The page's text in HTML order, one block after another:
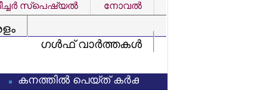
സ്‌പെഷ്യല്‍
നോവല്‍
ഗള്‍ഫ് വാര്‍ത്തകള്‍
കനത്തില്‍ പെയ്ത് കര്‍ക്കടകം: നാളെയും (8/7/2026)